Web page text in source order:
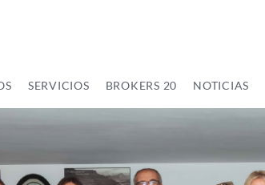
SERVICIOS BROKERS 20 NOTICIAS